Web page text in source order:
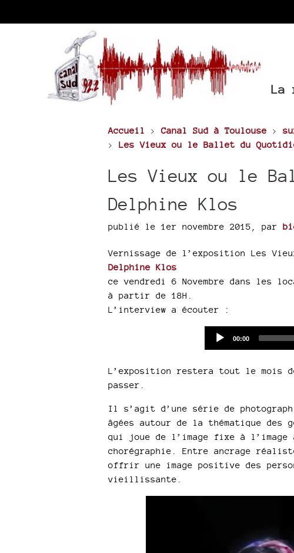
La
Accueil >Canal Sud à Toulouse >
> Les Vieux ou le Ballet du
Les Vieux ou le
Delphine Klos
publié le 1er novembre 2015 par
Vernissage de l’exposition Les
Delphine Klos
ce vendredi 6 Novembre dans les
à partir de 18H.
L’interview a écouter :
Current
00:00
L’exposition restera tout le mois
passer.
Il s’agit d’une série de
âgées autour de la thématique des
qui joue de l’image fixe à
chorégraphie. Entre ancrage
offrir une image positive des
vieillissante.